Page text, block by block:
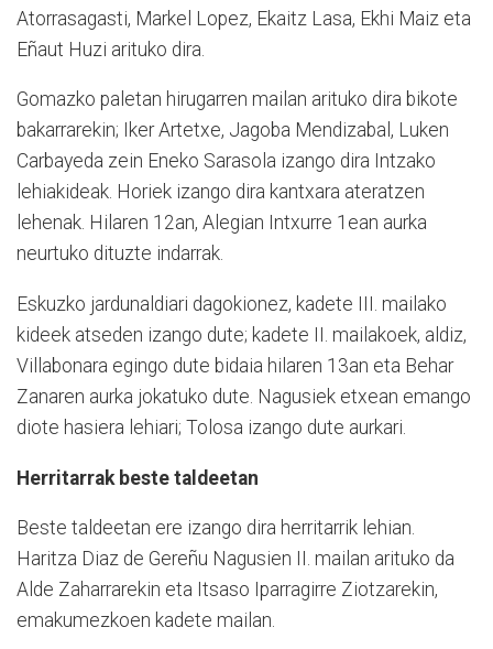
Atorrasagasti, Markel Lopez, Ekaitz Lasa, Ekhi Maiz eta
Eñaut Huzi arituko dira.
Gomazko paletan hirugarren mailan arituko dira bikote
bakarrarekin; Iker Artetxe, Jagoba Mendizabal, Luken
Carbayeda zein Eneko Sarasola izango dira Intzako
lehiakideak. Horiek izango dira kantxara ateratzen
lehenak. Hilaren 12an, Alegian Intxurre 1ean aurka
neurtuko dituzte indarrak.
Eskuzko jardunaldiari dagokionez, kadete III. mailako
kideek atseden izango dute; kadete II. mailakoek, aldiz,
Villabonara egingo dute bidaia hilaren 13an eta Behar
Zanaren aurka jokatuko dute. Nagusiek etxean emango
diote hasiera lehiari; Tolosa izango dute aurkari.
Herritarrak beste taldeetan
Beste taldeetan ere izango dira herritarrik lehian.
Haritza Diaz de Gereñu Nagusien II. mailan arituko da
Alde Zaharrarekin eta Itsaso Iparragirre Ziotzarekin,
emakumezkoen kadete mailan.